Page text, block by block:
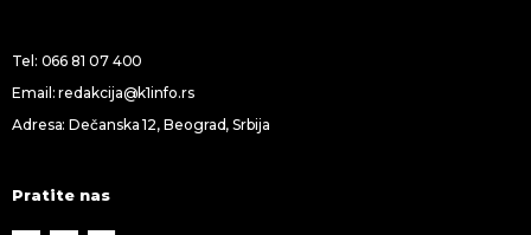
Tel: 066 81 07 400
Email:redakcija@k1info.rs
Adresa: Dečanska 12, Beograd, Srbija
Pratite nas